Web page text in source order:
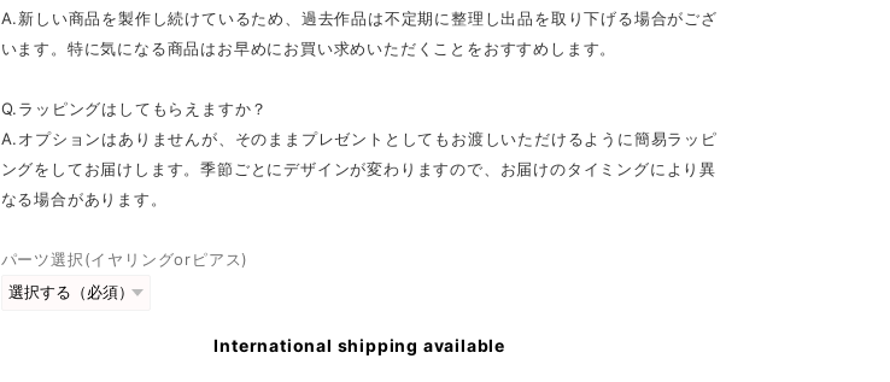
A.新しい商品を製作し続けているため、過去作品は不定期に整理し出品を取り下げる場合がござ
います。特に気になる商品はお早めにお買い求めいただくことをおすすめします。
Q.ラッピングはしてもらえますか？
A.オプションはありませんが、そのままプレゼントとしてもお渡しいただけるように簡易ラッピ
ングをしてお届けします。季節ごとにデザインが変わりますので、お届けのタイミングにより異
なる場合があります。
パーツ選択(イヤリングorピアス)
International shipping available